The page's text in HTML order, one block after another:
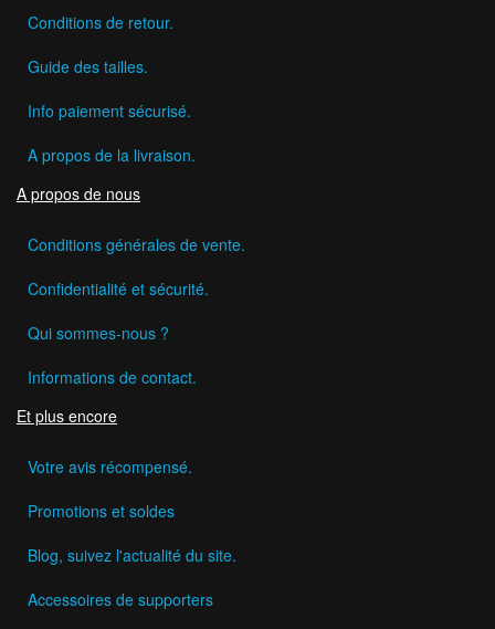
Conditions de retour.
Guide des tailles.
Info paiement sécurisé.
A propos de la livraison.
A propos de nous
Conditions générales de vente.
Confidentialité et sécurité.
Qui sommes-nous ?
Informations de contact.
Et plus encore
Votre avis récompensé.
Promotions et soldes
Blog, suivez l'actualité du site.
Accessoires de supporters